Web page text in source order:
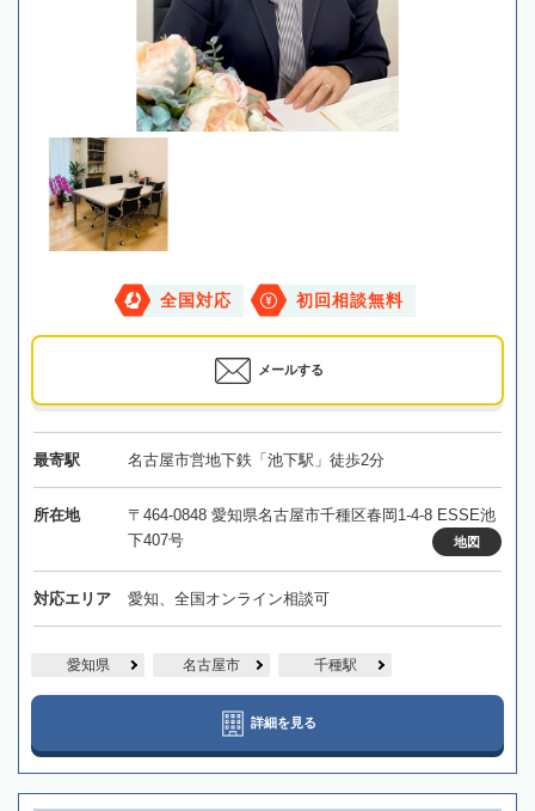
全国対応 初回相談無料
メールする
最寄駅 名古屋市営地下鉄「池下駅」徒歩2分
所在地
〒464-0848 愛知県名古屋市千種区春岡1-4-8 ESSE池
下407号
地図
対応エリア 愛知、全国オンライン相談可
愛知県 名古屋市 千種駅
詳細を見る